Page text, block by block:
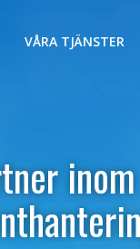
VÅRA TJÄNSTER
inom